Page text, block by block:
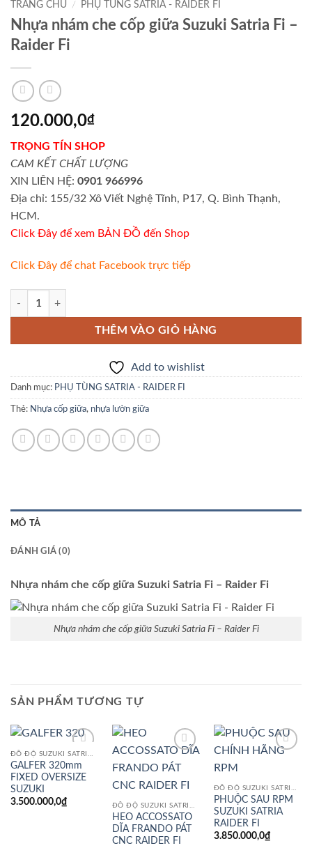
TRANG CHỦ / PHỤ TÙNG SATRIA - RAIDER FI
Nhựa nhám che cốp giữa Suzuki Satria Fi –
Raider Fi
120.000,0₫
TRỌNG TÍN SHOP
CAM KẾT CHẤT LƯỢNG
XIN LIÊN HỆ: 0901 966996
Địa chỉ: 155/32 Xô Viết Nghệ Tĩnh, P17, Q. Bình Thạnh,
HCM.
Click Đây để xem BẢN ĐỒ đến Shop
Click Đây để chat Facebook trực tiếp
Nhựa nhám che cốp giữa Suzuki Satria Fi - Raider Fi số lượng
THÊM VÀO GIỎ HÀNG
Add to wishlist
Danh mục: PHỤ TÙNG SATRIA - RAIDER FI
Thẻ: Nhựa cốp giữa, nhựa lườn giữa
MÔ TẢ
ĐÁNH GIÁ (0)
Nhựa nhám che cốp giữa Suzuki Satria Fi – Raider Fi
Nhựa nhám che cốp giữa Suzuki Satria Fi – Raider Fi
SẢN PHẨM TƯƠNG TỰ
wishlist
GALFER 320mm
FIXED OVERSIZE
SUZUKI
3.500.000,0₫
Add to
wishlist
ĐỒ ĐỘ SUZUKI SATRIA RAIDER FI
HEO ACCOSSATO
DĨA FRANDO PÁT
CNC RAIDER FI
ĐỒ ĐỘ SUZUKI SATRIA RAIDER FI
PHUỘC SAU RPM
SUZUKI SATRIA
RAIDER FI
3.850.000,0₫